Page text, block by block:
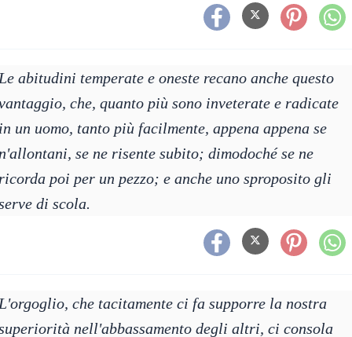
abitudini temperate e oneste recano anche questo
che, quanto più sono inveterate e radicate
un uomo, tanto più facilmente, appena appena se
se ne risente subito; dimodoché se ne
poi per un pezzo; e anche uno sproposito gli
di scola.
che tacitamente ci fa supporre la nostra
nell'abbassamento degli altri, ci consola